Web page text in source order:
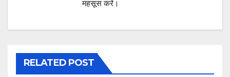
महसूस करें।
RELATED POST